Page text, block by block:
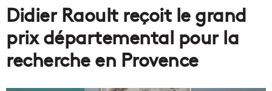
Didier Raoult reçoit le grand
prix départemental pour la
recherche en Provence